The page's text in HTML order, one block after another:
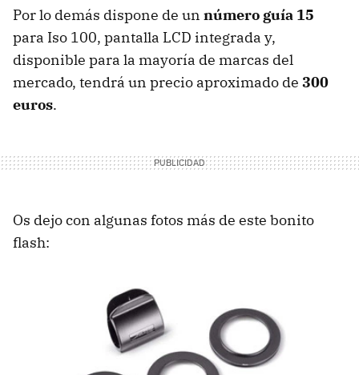
Por lo demás dispone de un número guía 15
para Iso 100, pantalla LCD integrada y,
disponible para la mayoría de marcas del
mercado, tendrá un precio aproximado de 300
euros.
Os dejo con algunas fotos más de este bonito
flash: